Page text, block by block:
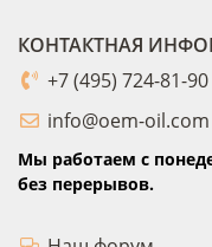
КОНТАКТНАЯ
+7 (495) 724-81-90
info@oem-oil.com
Мы работаем с
без перерывов.